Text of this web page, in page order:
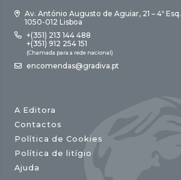
Av. António Augusto de Aguiar, 21 – 4º Esq.
1050-012 Lisboa
+(351) 213 144 488
+(351) 912 254 151
(Chamada para a rede nacional)
encomendas@gradiva.pt
A Editora
Contactos
Política de Cookies
Política de litígio
Ajuda